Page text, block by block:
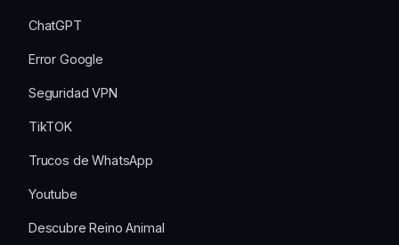
ChatGPT
Error Google
Seguridad VPN
TikTOK
Trucos de WhatsApp
Youtube
Descubre Reino Animal